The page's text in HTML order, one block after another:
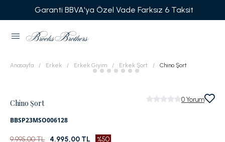
Garanti BBVA'ya Özel Vade Farksız 6 Taksit
Anasayfa Erkek Erkek Giyim Erkek Şort Chino Şort
Chino Şort
BBSP23MSO006128
0 Yorum
9.995,00 TL 4.995,00 TL %50